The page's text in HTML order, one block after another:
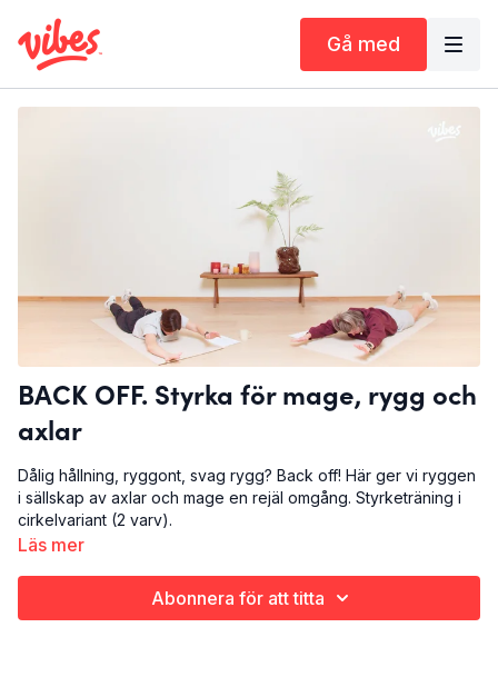
Gå med
BACK OFF. Styrka för mage, rygg och
axlar
Dålig hållning, ryggont, svag rygg? Back off! Här ger vi ryggen
i sällskap av axlar och mage en rejäl omgång. Styrketräning i
cirkelvariant (2 varv).
Rygg, axlar och mage
Läs mer
Abonnera för att titta